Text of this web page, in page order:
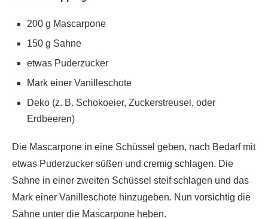
200 g Mascarpone
150 g Sahne
etwas Puderzucker
Mark einer Vanilleschote
Deko (z. B. Schokoeier, Zuckerstreusel, oder
Erdbeeren)
Die Mascarpone in eine Schüssel geben, nach Bedarf mit
etwas Puderzucker süßen und cremig schlagen. Die
Sahne in einer zweiten Schüssel steif schlagen und das
Mark einer Vanilleschote hinzugeben. Nun vorsichtig die
Sahne unter die Mascarpone heben.